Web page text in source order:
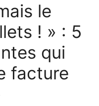
le
! » : 5
qui
facture